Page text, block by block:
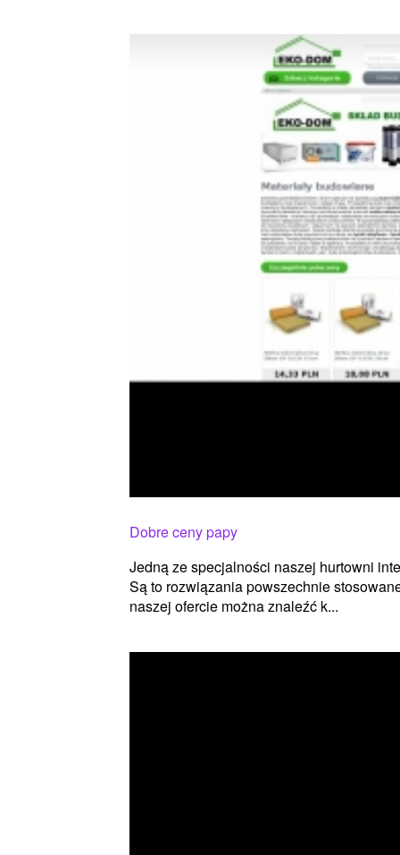
Dobre ceny papy
Jedną ze specjalności naszej hurtowni
Są to rozwiązania powszechnie
naszej ofercie można znaleźć k...